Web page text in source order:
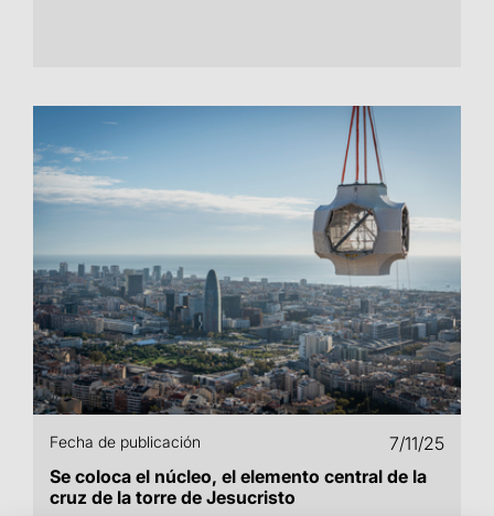
Fecha de publicación
7/11/25
Se coloca el núcleo, el elemento central de la
cruz de la torre de Jesucristo